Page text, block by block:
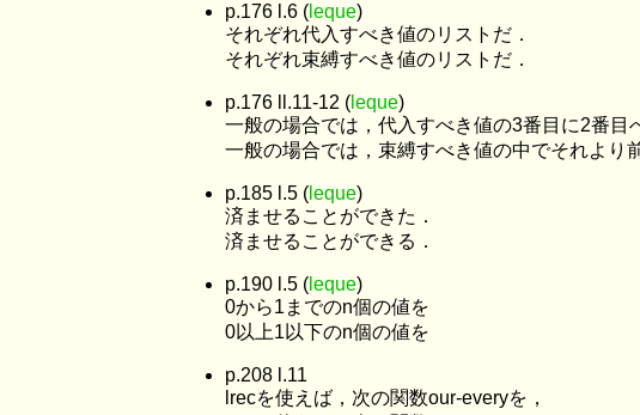
p.176 l.6 ( leque)
それぞれ代入すべき値のリストだ．
それぞれ束縛すべき値のリストだ．
p.176 ll.11-12 ( leque)
一般の場合では，代入すべき値の3番目に2番目
一般の場合では，束縛すべき値の中でそれより
p.185 l.5 ( leque)
済ませることができた．
済ませることができる．
p.190 l.5 ( leque)
0から1までのn個の値を
0以上1以下のn個の値を
p.208 l.11
lrecを使えば，次の関数our-everyを，